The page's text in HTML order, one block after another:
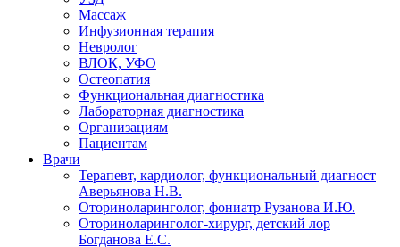
Массаж
Инфузионная терапия
Невролог
ВЛОК, УФО
Остеопатия
Функциональная диагностика
Лабораторная диагностика
Организациям
Пациентам
Врачи
Терапевт, кардиолог, функциональный диагност
Аверьянова Н.В.
Оториноларинголог, фониатр Рузанова И.Ю.
Оториноларинголог-хирург, детский лор
Богданова Е.С.